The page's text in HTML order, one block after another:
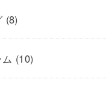
(8)
(10)